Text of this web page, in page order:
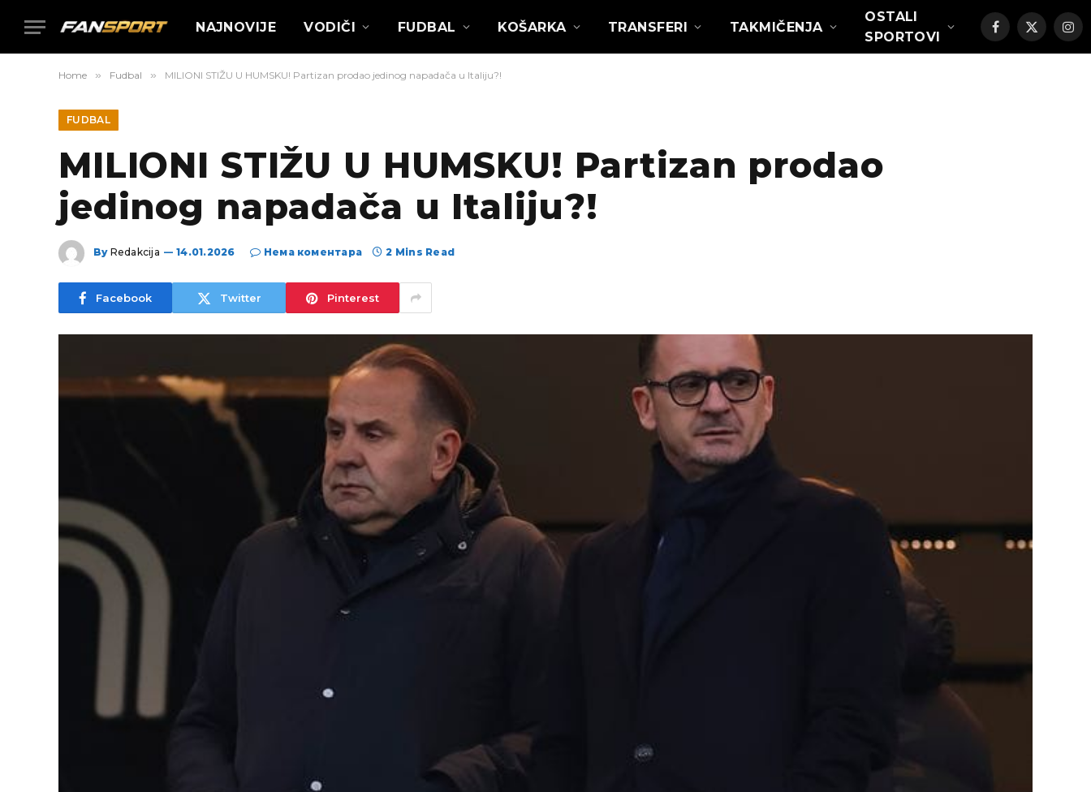
NAJNOVIJE VODIČI FUDBAL KOŠARKA TRANSFERI TAKMIČENJA
OSTALI
SPORTOVI
Facebook
X
(Twitter)
Home » Fudbal » MILIONI STIŽU U HUMSKU! Partizan prodao jedinog napadača u Italiju?!
FUDBAL
MILIONI STIŽU U HUMSKU! Partizan prodao
jedinog napadača u Italiju?!
By Redakcija 14.01.2026 Нема коментара 2 Mins Read
Facebook Twitter Pinterest